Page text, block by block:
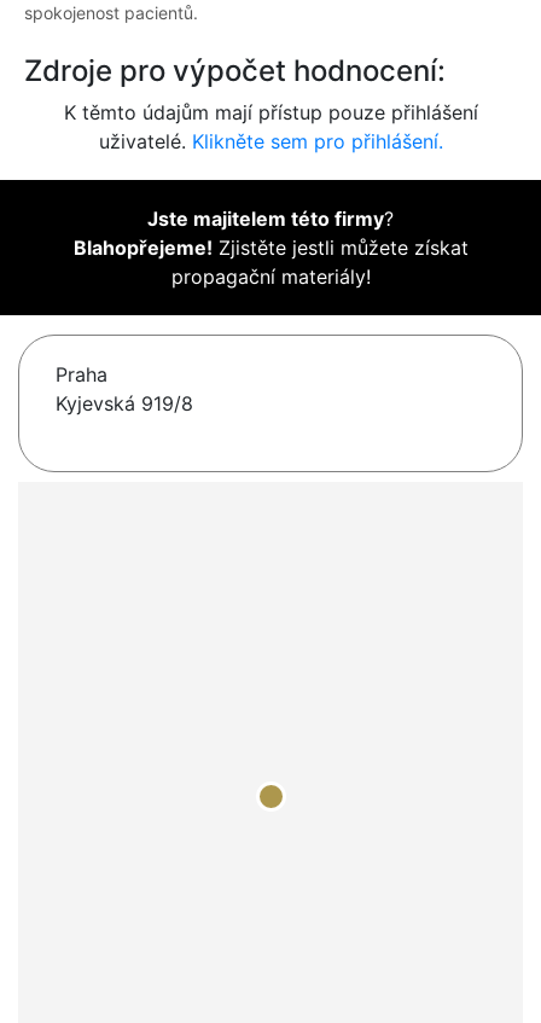
spokojenost pacientů.
Zdroje pro výpočet hodnocení:
K těmto údajům mají přístup pouze přihlášení
uživatelé. Klikněte sem pro přihlášení.
Jste majitelem této firmy?
Blahopřejeme! Zjistěte jestli můžete získat
propagační materiály!
Praha
Kyjevská 919/8